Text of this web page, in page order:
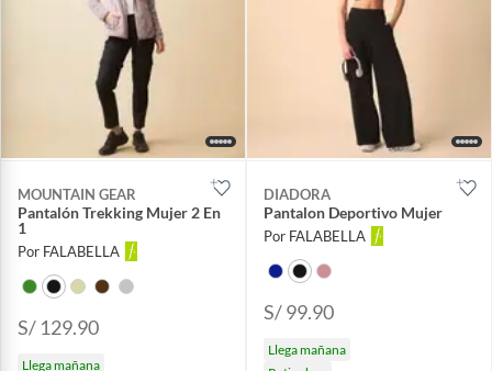
MOUNTAIN GEAR
Pantalón Trekking Mujer 2 En
1
Por FALABELLA
S/ 129.90
Llega mañana
DIADORA
Pantalon Deportivo Mujer
Por FALABELLA
S/ 99.90
Llega mañana